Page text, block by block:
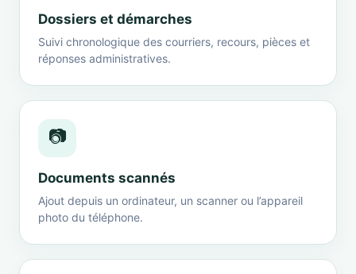
Dossiers et démarches
Suivi chronologique des courriers, recours, pièces et
réponses administratives.
📷
Documents scannés
Ajout depuis un ordinateur, un scanner ou l’appareil
photo du téléphone.